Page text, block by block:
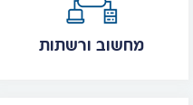
מחשוב ורשתות